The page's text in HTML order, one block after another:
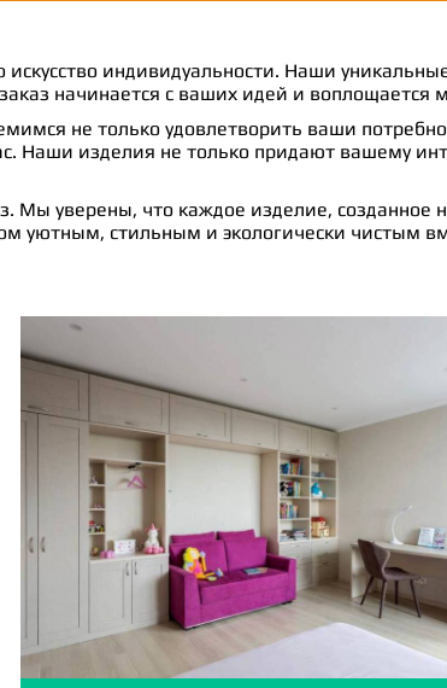
индивидуальности. Наши
начинается с ваших идей и
не только удовлетворить ваши
изделия не только придают вашему
уверены, что каждое изделие, созданное
уютным, стильным и экологически чистым